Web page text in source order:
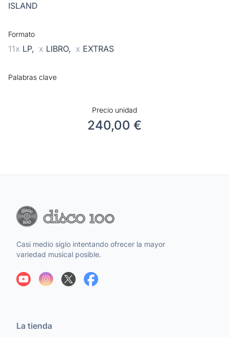
ISLAND
Formato
11x LP, x LIBRO, x EXTRAS
Palabras clave
Precio unidad
240,00 €
Casi medio siglo intentando ofrecer la mayor
variedad musical posible.
La tienda